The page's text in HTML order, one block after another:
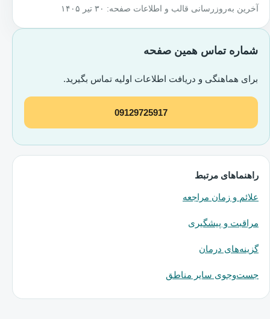
آخرین به‌روزرسانی قالب و اطلاعات صفحه: ۳۰ تیر ۱۴۰۵
شماره تماس همین صفحه
برای هماهنگی و دریافت اطلاعات اولیه تماس بگیرید.
09129725917
راهنماهای مرتبط
علائم و زمان مراجعه
مراقبت و پیشگیری
گزینه‌های درمان
جست‌وجوی سایر مناطق